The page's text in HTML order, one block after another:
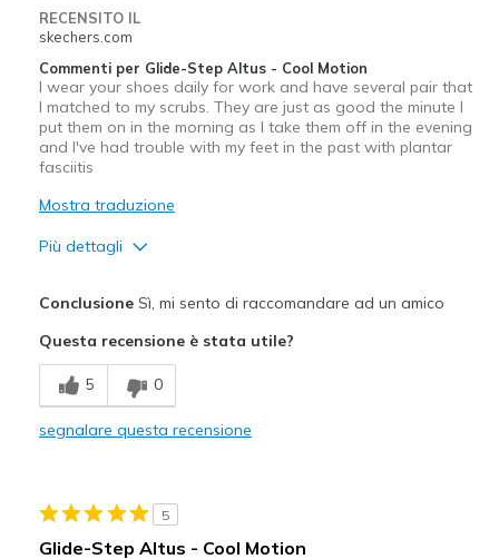
Width
Sizing
View On Shoes
Shoes are for Wearing
RECENSITO IL
skechers.com
Commenti per Glide-Step Altus - Cool Motion
I wear your shoes daily for work and have several pair that
I matched to my scrubs. They are just as good the minute I
put them on in the morning as I take them off in the evening
and I've had trouble with my feet in the past with plantar
fasciitis
Mostra traduzione
Più dettagli
Breathe Well
Comfortable
I work in an urgent care and I'm on my
ConclusioneSì, mi sento di raccomandare ad un amico
Questa recensione è stata utile?
5 0
segnalare questa recensione
5
Glide-Step Altus - Cool Motion